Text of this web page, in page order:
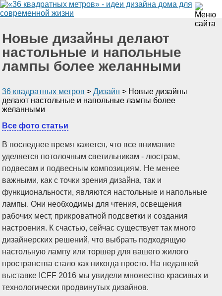
Новые дизайны делают
настольные и напольные
лампы более желанными
36 квадратных метров >Дизайн > Новые дизайны
делают настольные и напольные лампы более
желанными
Все фото статьи
В последнее время кажется, что все внимание
уделяется потолочным светильникам - люстрам,
подвесам и подвесным композициям. Не менее
важными, как с точки зрения дизайна, так и
функциональности, являются настольные и напольные
лампы. Они необходимы для чтения, освещения
рабочих мест, прикроватной подсветки и создания
настроения. К счастью, сейчас существует так много
дизайнерских решений, что выбрать подходящую
настольную лампу или торшер для вашего жилого
пространства стало как никогда просто. На недавней
выставке ICFF 2016 мы увидели множество красивых и
технологически продвинутых дизайнов.